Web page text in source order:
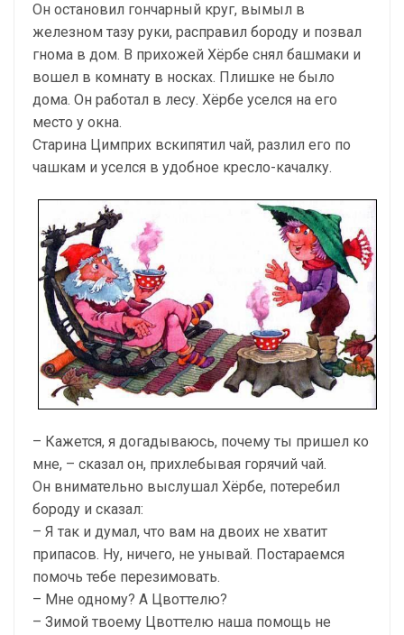
Он остановил гончарный круг, вымыл в
железном тазу руки, расправил бороду и позвал
гнома в дом. В прихожей Хёрбе снял башмаки и
вошел в комнату в носках. Плишке не было
дома. Он работал в лесу. Хёрбе уселся на его
место у окна.
Старина Цимприх вскипятил чай, разлил его по
чашкам и уселся в удобное кресло-качалку.
– Кажется, я догадываюсь, почему ты пришел ко
мне, – сказал он, прихлебывая горячий чай.
Он внимательно выслушал Хёрбе, потеребил
бороду и сказал:
– Я так и думал, что вам на двоих не хватит
припасов. Ну, ничего, не унывай. Постараемся
помочь тебе перезимовать.
– Мне одному? А Цвоттелю?
– Зимой твоему Цвоттелю наша помощь не